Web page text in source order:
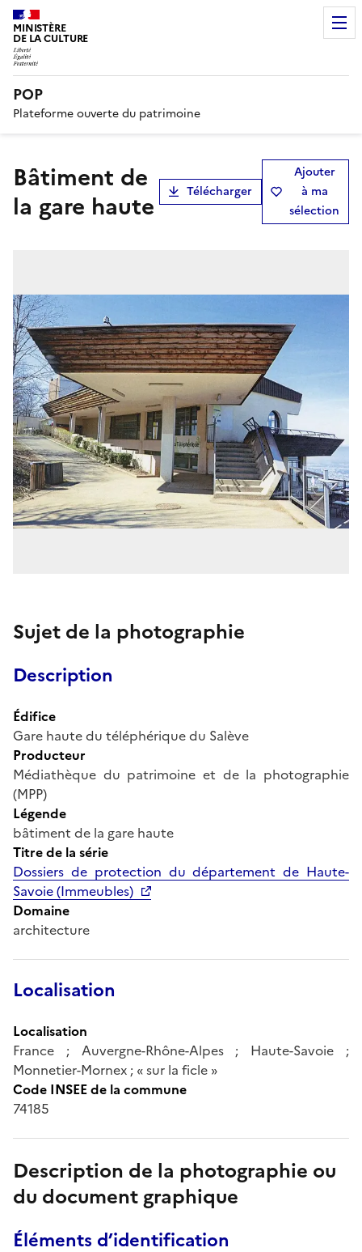
MINISTÈRE
DE LA CULTURE
POP
Plateforme ouverte du patrimoine
bâtiment de
la gare haute
Télécharger
Ajouter
à ma
sélection
Sujet de la photographie
Description
Édifice
Gare haute du téléphérique du Salève
Producteur
Médiathèque du patrimoine et de la photographie
(MPP)
Légende
bâtiment de la gare haute
Titre de la série
Dossiers de protection du département de Haute-
Savoie (Immeubles)
Domaine
architecture
Localisation
Localisation
France ; Auvergne-Rhône-Alpes ; Haute-Savoie ;
Monnetier-Mornex ; « sur la ficle »
Code INSEE de la commune
74185
Description de la photographie ou
du document graphique
Éléments d’identification